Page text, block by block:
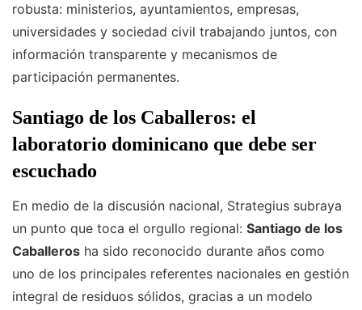
robusta: ministerios, ayuntamientos, empresas,
universidades y sociedad civil trabajando juntos, con
información transparente y mecanismos de
participación permanentes.
Santiago de los Caballeros: el
laboratorio dominicano que debe ser
escuchado
En medio de la discusión nacional, Strategius subraya
un punto que toca el orgullo regional: Santiago de los
Caballeros ha sido reconocido durante años como
uno de los principales referentes nacionales en gestión
integral de residuos sólidos, gracias a un modelo